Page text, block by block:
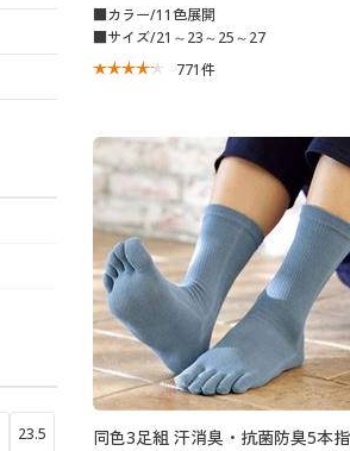
■カラー/11色展開
■サイズ/21～23～25～27
771件
同色3足組 汗消臭・抗菌防臭5本
23.5